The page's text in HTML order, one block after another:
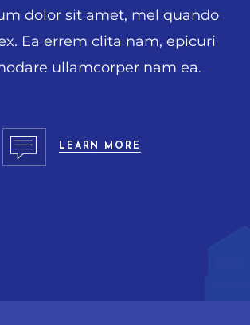
dolor sit amet, mel quando
Ea errem clita nam, epicuri
ullamcorper nam ea.
LEARN MORE